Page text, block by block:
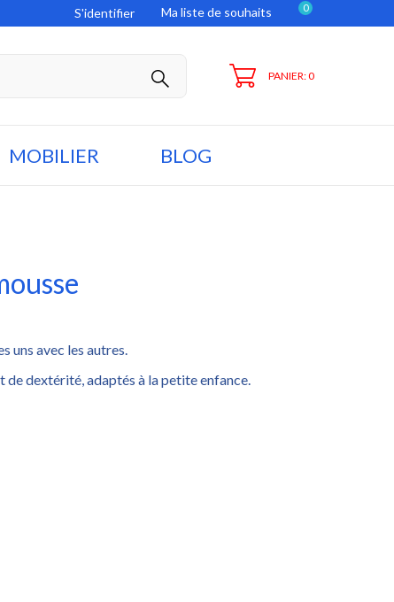
S'identifier Ma liste de souhaits 0
PANIER: 0
MOBILIER BLOG
uns avec les autres.
dextérité, adaptés à la petite enfance.